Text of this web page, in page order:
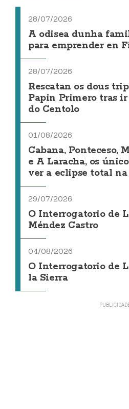
28/07/2026
A odisea dunha
para emprender en
28/07/2026
Rescatan os dous
Papin Primero tras
do Centolo
01/08/2026
Cabana, Ponteceso,
e A Laracha, os
ver a eclipse total
29/07/2026
O Interrogatorio de
Méndez Castro
04/08/2026
O Interrogatorio de
la Sierra